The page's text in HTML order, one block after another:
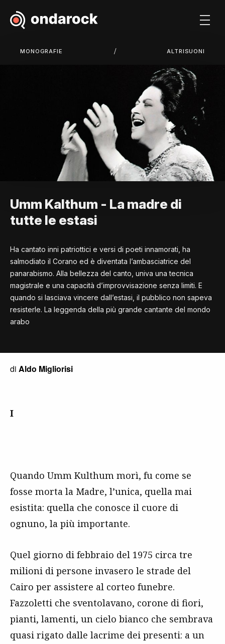
MONOGRAFIE / ALTRISUONI
Umm Kalthum - La madre di
tutte le estasi
Ha cantato inni patriottici e versi di poeti innamorati, ha
salmodiato il Corano ed è diventata l’ambasciatrice del
panarabismo. Alla bellezza del canto, univa una tecnica
magistrale e una capacità d’improvvisazione senza limiti. E
quando si lasciava vincere dall’estasi, il pubblico non sapeva
resisterle. La leggenda della più grande cantante del mondo
arabo
di Aldo Migliorisi
I
Quando Umm Kulthum morì, fu come se
fosse morta la Madre, l’unica, quella mai
esistita: quella che conosce il cuore di
ognuno, la più importante.
Quel giorno di febbraio del 1975 circa tre
milioni di persone invasero le strade del
Cairo per assistere al corteo funebre.
Fazzoletti che sventolavano, corone di fiori,
pianti, lamenti, un cielo bianco che sembrava
quasi rigato dalle lacrime dei presenti: a un